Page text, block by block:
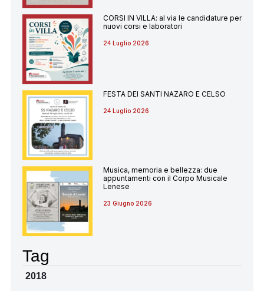
CORSI IN VILLA: al via le candidature per
nuovi corsi e laboratori
24 Luglio 2026
FESTA DEI SANTI NAZARO E CELSO
24 Luglio 2026
Musica, memoria e bellezza: due
appuntamenti con il Corpo Musicale
Lenese
23 Giugno 2026
Tag
2018